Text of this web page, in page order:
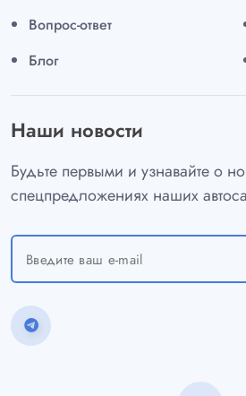
Вопрос-ответ
Блог
Наши новости
Будьте первыми и узнавайте о
спецпредложениях наших